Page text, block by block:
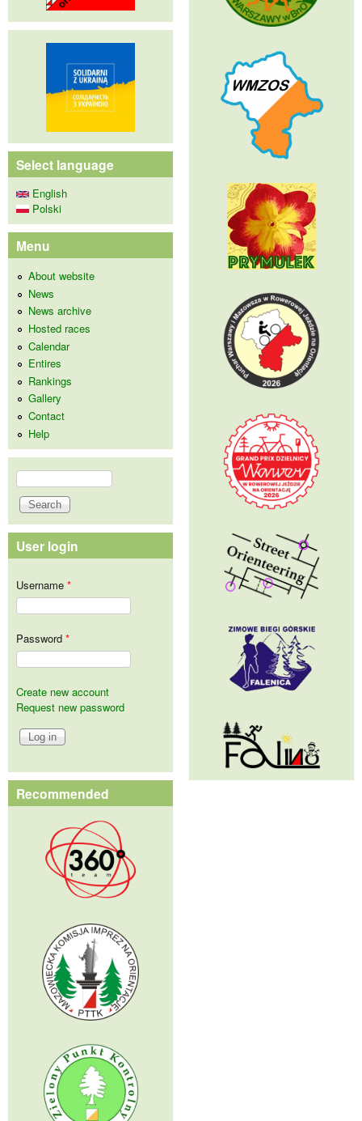
Select language
English
Polski
Menu
About website
News
News archive
Hosted races
Calendar
Entires
Rankings
Gallery
Contact
Help
Search form
Search
User login
Username *
Password *
Create new account
Request new password
Recommended